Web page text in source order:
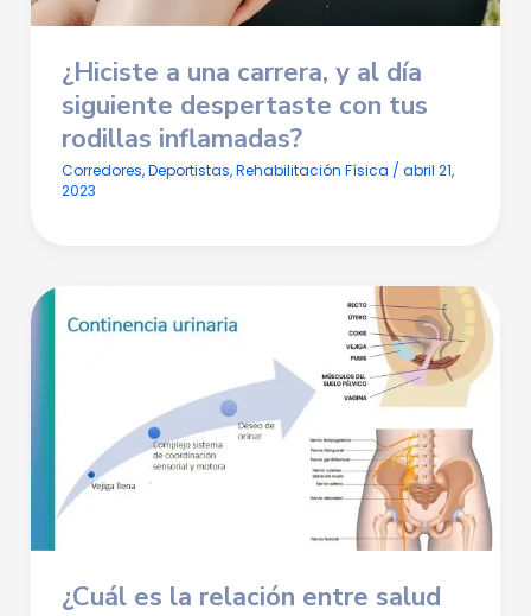
¿Hiciste a una carrera, y al día
siguiente despertaste con tus
rodillas inflamadas?
Corredores,Deportistas,Rehabilitación Física / abril 21,
2023
¿Cuál es la relación entre salud